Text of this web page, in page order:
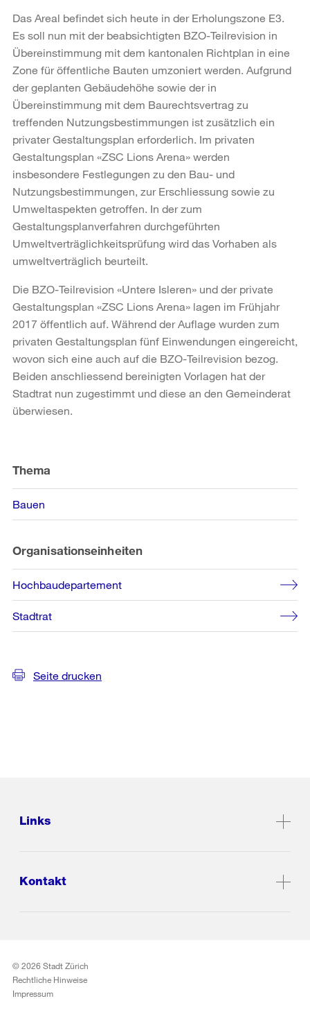
Das Areal befindet sich heute in der Erholungszone E3.
Es soll nun mit der beabsichtigten BZO-Teilrevision in
Übereinstimmung mit dem kantonalen Richtplan in eine
Zone für öffentliche Bauten umzoniert werden. Aufgrund
der geplanten Gebäudehöhe sowie der in
Übereinstimmung mit dem Baurechtsvertrag zu
treffenden Nutzungsbestimmungen ist zusätzlich ein
privater Gestaltungsplan erforderlich. Im privaten
Gestaltungsplan «ZSC Lions Arena» werden
insbesondere Festlegungen zu den Bau- und
Nutzungsbestimmungen, zur Erschliessung sowie zu
Umweltaspekten getroffen. In der zum
Gestaltungsplanverfahren durchgeführten
Umweltverträglichkeitsprüfung wird das Vorhaben als
umweltverträglich beurteilt.
Die BZO-Teilrevision «Untere Isleren» und der private
Gestaltungsplan «ZSC Lions Arena» lagen im Frühjahr
2017 öffentlich auf. Während der Auflage wurden zum
privaten Gestaltungsplan fünf Einwendungen eingereicht,
wovon sich eine auch auf die BZO-Teilrevision bezog.
Beiden anschliessend bereinigten Vorlagen hat der
Stadtrat nun zugestimmt und diese an den Gemeinderat
überwiesen.
Informationen
Thema
Bauen
Organisationseinheiten
Hochbaudepartement
Stadtrat
Seite drucken
Links
Kontakt
© 2026 Stadt Zürich
Rechtliche Hinweise
Impressum